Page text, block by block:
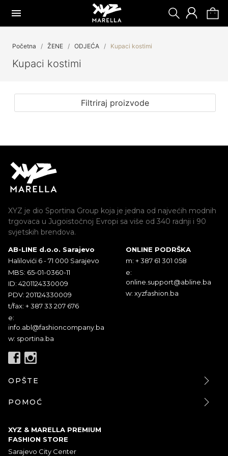
Početna ŽENE ODJEĆA Kupaci kostimi
Kupaci kostimi
Filtriraj proizvode
XYZ je dio Sportina Group koja je jedna od najvećih modnih
trgovaca u Jugoistočnoj Evropi sa više od 340 radnji i 90
svjetskih brendova.
AB-LINE d.o.o. Sarajevo
Halilovići 6 - 71 000 Sarajevo
MBS: 65-01-0360-11
ID: 4201124330009
PDV: 201124330009
t/fax: + 387 33 207 676
e:
info.abl@fashioncompany.ba
w: sportina.ba
ONLINE PODRŠKA
m: + 387 61 301 058
e:
online.support@abline.ba
w: xyzfashion.ba
OPŠTE
POMOĆ
XYZ & MARELLA PREMIUM
FASHION STORE
Sarajevo City Center